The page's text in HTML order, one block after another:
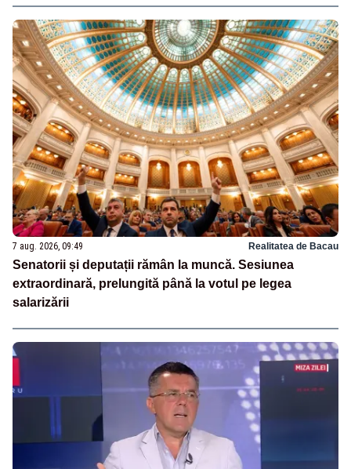
7 aug. 2026, 09:49 Realitatea de Bacau
Senatorii și deputații rămân la muncă. Sesiunea
extraordinară, prelungită până la votul pe legea
salarizării